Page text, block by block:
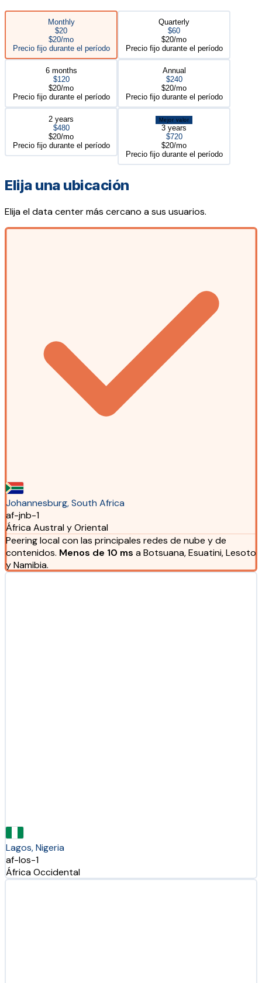
Monthly
$20
$20/mo
Precio fijo durante el período
Quarterly
$60
$20/mo
Precio fijo durante el período
6 months
$120
$20/mo
Precio fijo durante el período
Annual
$240
$20/mo
Precio fijo durante el período
2 years
$480
$20/mo
Precio fijo durante el período
Mejor valor
3 years
$720
$20/mo
Precio fijo durante el período
Elija una ubicación
Elija el data center más cercano a sus usuarios.
Johannesburg, South Africa
af-jnb-1
África Austral y Oriental
Peering local con las principales redes de nube y de
contenidos. Menos de 10 ms a Botsuana, Esuatini, Lesoto
y Namibia.
Lagos, Nigeria
af-los-1
África Occidental